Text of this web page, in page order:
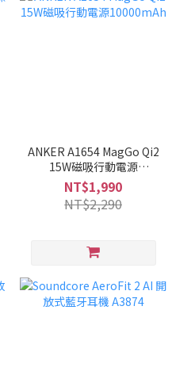
ANKER A1654 MagGo Qi2
15W磁吸行動電源
10000mAh
NT$1,990
NT$2,290